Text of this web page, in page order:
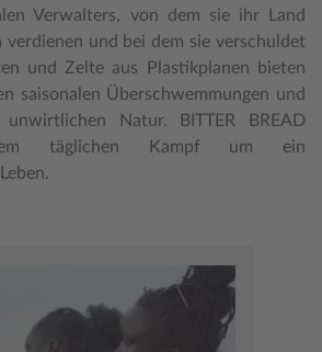
Verwalters, von dem sie ihr Land
verdienen und bei dem sie verschuldet
und Zelte aus Plastikplanen bieten
saisonalen Überschwemmungen und
Natur. BITTER BREAD
täglichen Kampf um ein